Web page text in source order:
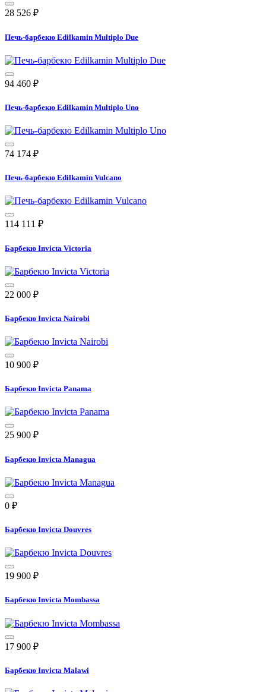
28 526 ₽
Печь-барбекю Edilkamin Multiplo Due
94 460 ₽
Печь-барбекю Edilkamin Multiplo Uno
74 174 ₽
Печь-барбекю Edilkamin Vulcano
114 111 ₽
Барбекю Invicta Victoria
22 000 ₽
Барбекю Invicta Nairobi
10 900 ₽
Барбекю Invicta Panama
25 900 ₽
Барбекю Invicta Managua
0 ₽
Барбекю Invicta Douvres
19 900 ₽
Барбекю Invicta Mombassa
17 900 ₽
Барбекю Invicta Malawi